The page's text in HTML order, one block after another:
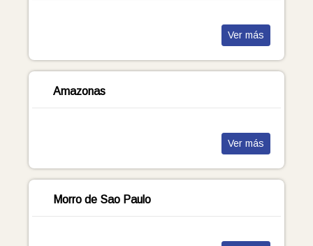
Ver más
Amazonas
Ver más
Morro de Sao Paulo